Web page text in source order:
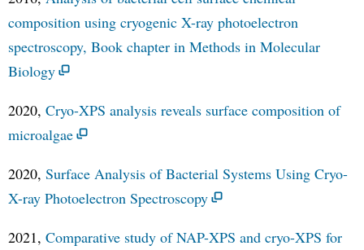
composition using cryogenic X-ray photoelectron
spectroscopy, Book chapter in Methods in Molecular
Biology
2020, Cryo-XPS analysis reveals surface composition of
microalgae
2020, Surface Analysis of Bacterial Systems Using Cryo-
X-ray Photoelectron Spectroscopy
2021, Comparative study of NAP-XPS and cryo-XPS for